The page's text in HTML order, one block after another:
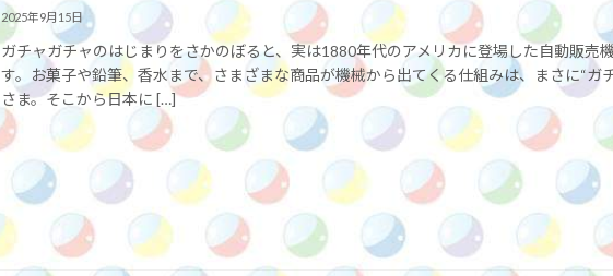
2025年9月15日
ガチャガチャのはじまりをさかのぼると、実は1880年代のアメリカに登場した自動販売
す。お菓子や鉛筆、香水まで、さまざまな商品が機械から出てくる仕組みは、まさに“ガ
さま。そこから日本に […]